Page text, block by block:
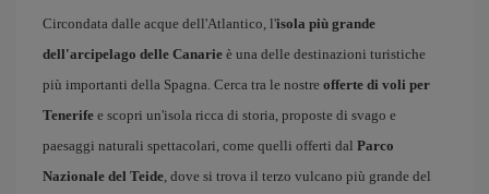
Circondata dalle acque dell'Atlantico, l'isola più grande
dell'arcipelago delle Canarie è una delle destinazioni turistiche
più importanti della Spagna. Cerca tra le nostre offerte di voli per
Tenerife e scopri un'isola ricca di storia, proposte di svago e
paesaggi naturali spettacolari, come quelli offerti dal Parco
Nazionale del Teide, dove si trova il terzo vulcano più grande del